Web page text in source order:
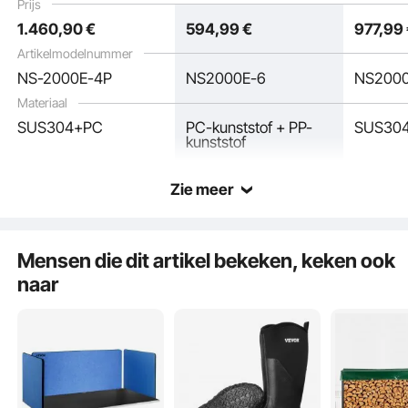
sapcentrifuge meer sinaasappels bevatten, waardoor het vaak bijvullen niet
meer nodig is en de algehele werkefficiëntie wordt verhoogd.
Prijs
Artikelmodelnummer
Materiaal
PC Cover Citruspers
Sapcentrifuge
Elektrisch
Citrusvruchten,
1.460,90€ 594,99€ 977,99
NS-2000E-4P NS2000E-6
SUS304+PC
PC-kunststof + PP-
kunststof
Zie meer
Mensen die dit artikel bekeken, keken ook
naar